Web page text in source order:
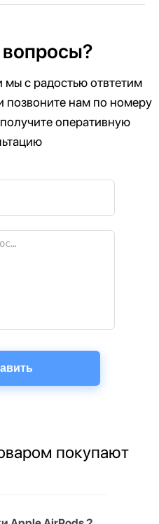
с радостью отвтетим
позвоните нам по номеру
оперативную
покупают